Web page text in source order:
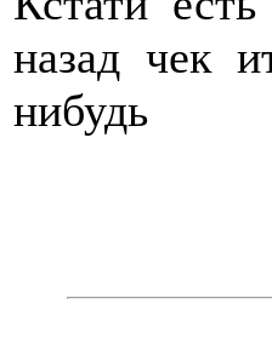
назад чек
нибудь